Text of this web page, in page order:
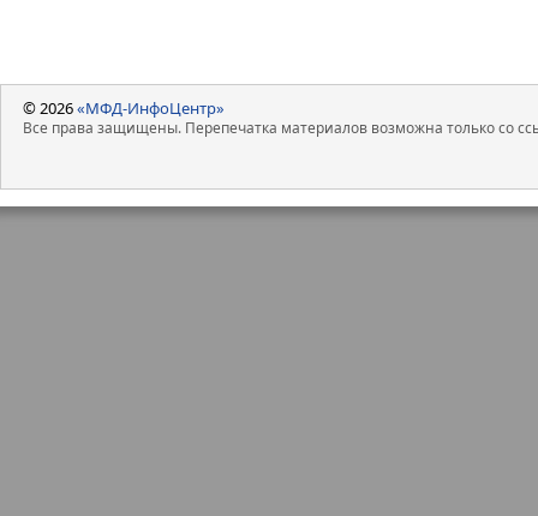
© 2026«МФД-ИнфоЦентр»
Все права защищены. Перепечатка материалов возможна только со